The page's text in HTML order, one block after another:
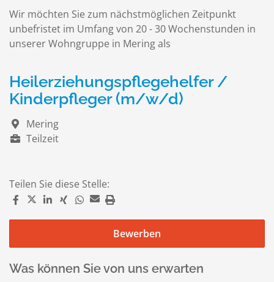
Heilerziehungspflegehelfer /
Kinderpfleger (m/w/d)
Mering
Teilzeit
Teilen Sie diese Stelle:
Bewerben
Wir möchten Sie zum nächstmöglichen Zeitpunkt
unbefristet im Umfang von 20 - 30 Wochenstunden in
unserer Wohngruppe in Mering als
Was können Sie von uns erwarten